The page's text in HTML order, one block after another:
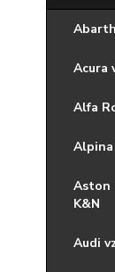
Acura
Alfa
Aston
K&N
Audi